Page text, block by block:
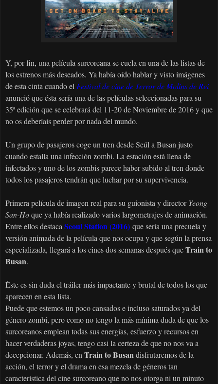
Y, por fin, una película surcoreana se cuela en una de las listas de
los estrenos más deseados. Ya había oído hablar y visto imágenes
de esta cinta cuando el Festival de cine de Terror de Molins de Rei
anunció que ésta sería una de las películas seleccionadas para su
35ª edición que se celebrará del 11-20 de Noviembre de 2016 y que
no os deberíais perder por nada del mundo.
Un grupo de pasajeros coge un tren desde Seúl a Busan justo
cuando estalla una infección zombi. La estación está llena de
infectados y uno de los zombis parece haber subido al tren donde
todos los pasajeros tendrán que luchar por su supervivencia.
Primera película de imagen real para su guionista y directorYeong
San-Hoque ya había realizado varios largometrajes de animación.
Entre ellos destaca Seoul Station (2016) que sería una precuela y
versión animada de la película que nos ocupa y que según la prensa
especializada, llegará a los cines dos semanas después queTrain to
Busan.
Éste es sin duda el tráiler más impactante y brutal de todos los que
aparecen en esta lista.
Puede que estemos un poco cansados e incluso saturados ya del
género zombi, pero como no tengo la más mínima duda de que los
surcoreanos emplean todas sus energías, esfuerzo y recursos en
hacer verdaderas joyas, tengo casi la certeza de que no nos va a
decepcionar. Además, en Train to Busandisfrutaremos de la
acción, el terror y el drama en esa mezcla de géneros tan
característica del cine surcoreano que no nos otorga ni un minuto